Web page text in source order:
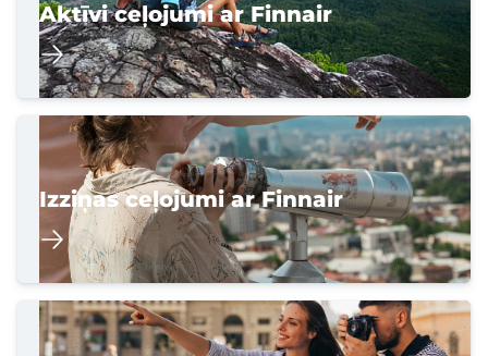
Aktīvi ceļojumi ar Finnair
Izziņas ceļojumi ar Finnair